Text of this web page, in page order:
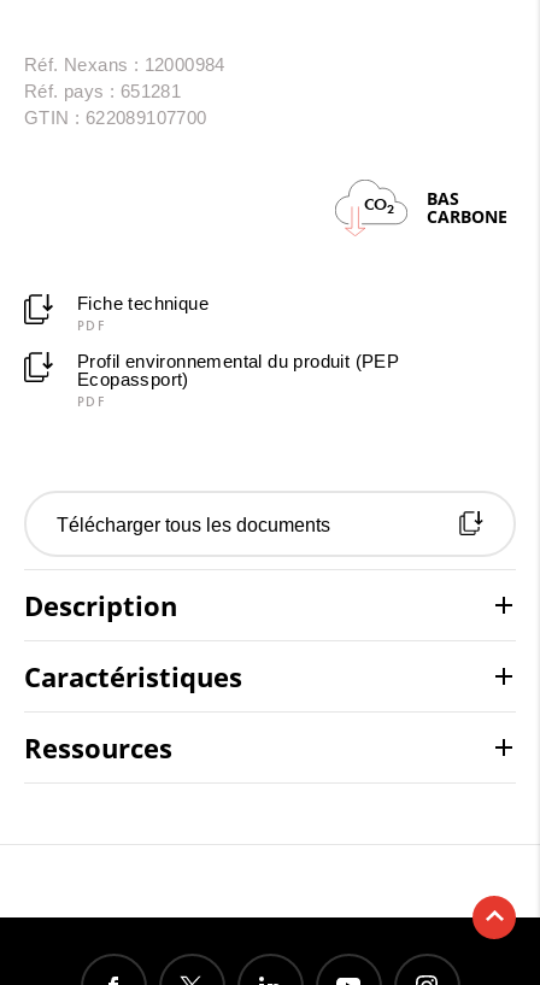
Réf. Nexans : 12000984
Réf. pays : 651281
GTIN : 622089107700
CO2 BAS
CARBONE
Fiche technique
PDF
Profil environnemental du produit (PEP
Ecopassport)
PDF
Télécharger tous les documents
Description
Caractéristiques
Ressources